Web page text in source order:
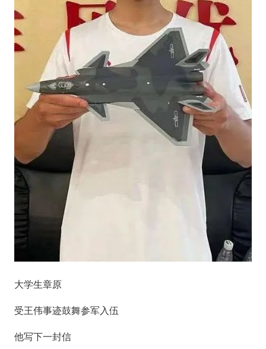
大学生章原
受王伟事迹鼓舞参军入伍
他写下一封信